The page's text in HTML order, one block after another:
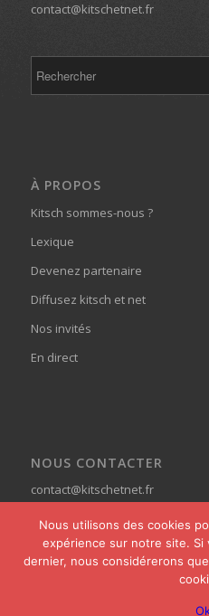
contact@kitschetnet.fr
À PROPOS
Kitsch sommes-nous ?
Lexique
Devenez partenaire
Diffusez kitsch et net
Nos invités
En direct
NOUS CONTACTER
contact@kitschetnet.fr
Nous utilisons des cookies
expérience sur notre site. Si
dernier, nous considérerons